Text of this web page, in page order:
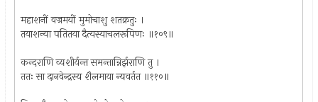
महाशनीं वज्रमयीं मुमोचाशु शतक्रतुः ।
तयाशन्या पतितया दैत्यस्याचलरूपिणः ॥१०९॥
कन्दराणि व्यशीर्यन्त समन्तान्निर्झराणि तु ।
ततः सा दानवेन्द्रस्य शैलमाया न्यवर्तत ॥११०॥